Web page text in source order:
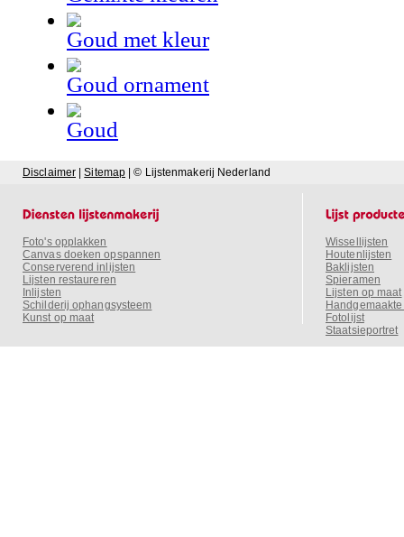
Disclaimer |Sitemap | © Lijstenmakerij Nederland
Foto's opplakken
Canvas doeken opspannen
Conserverend inlijsten
Lijsten restaureren
Inlijsten
Schilderij ophangsysteem
Kunst op maat
Wissellijsten
Houtenlijsten
Baklijsten
Spieramen
Lijsten op maat
Fotolijst
Staatsieportret